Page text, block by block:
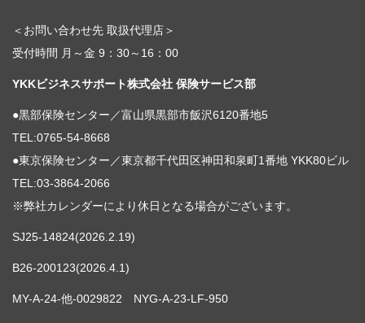
＜お問い合わせ先 取扱代理店＞
受付時間 月～金 9：30～16：00
YKKビジネスサポート株式会社 保険サービス部
●黒部保険センター／富山県黒部市飯沢6120番地5
TEL:0765-54-8668
●東京保険センター／東京都千代田区神田和泉町1番地 YKK80ビル
TEL:03-3864-2066
※弊社カレンダーにより休日となる場合がございます。
SJ25-14824(2026.2.19)
B26-200123(2026.4.1)
MY-A-24-他-0029822 NYG-A-23-LF-950